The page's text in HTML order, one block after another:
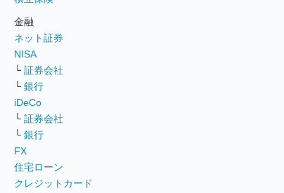
金融
ネット証券
NISA
└ 証券会社
└ 銀行
iDeCo
└ 証券会社
└ 銀行
FX
住宅ローン
クレジットカード